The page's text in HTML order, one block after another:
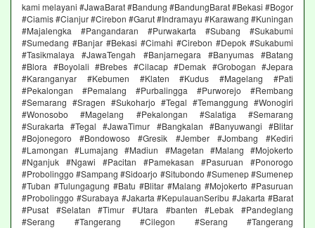
kami melayani #JawaBarat #Bandung #BandungBarat #Bekasi #Bogor
#Ciamis #Cianjur #Cirebon #Garut #Indramayu #Karawang #Kuningan
#Majalengka #Pangandaran #Purwakarta #Subang #Sukabumi
#Sumedang #Banjar #Bekasi #Cimahi #Cirebon #Depok #Sukabumi
#Tasikmalaya #JawaTengah #Banjarnegara #Banyumas #Batang
#Blora #Boyolali #Brebes #Cilacap #Demak #Grobogan #Jepara
#Karanganyar #Kebumen #Klaten #Kudus #Magelang #Pati
#Pekalongan #Pemalang #Purbalingga #Purworejo #Rembang
#Semarang #Sragen #Sukoharjo #Tegal #Temanggung #Wonogiri
#Wonosobo #Magelang #Pekalongan #Salatiga #Semarang
#Surakarta #Tegal #JawaTimur #Bangkalan #Banyuwangi #Blitar
#Bojonegoro #Bondowoso #Gresik #Jember #Jombang #Kediri
#Lamongan #Lumajang #Madiun #Magetan #Malang #Mojokerto
#Nganjuk #Ngawi #Pacitan #Pamekasan #Pasuruan #Ponorogo
#Probolinggo #Sampang #Sidoarjo #Situbondo #Sumenep #Sumenep
#Tuban #Tulungagung #Batu #Blitar #Malang #Mojokerto #Pasuruan
#Probolinggo #Surabaya #Jakarta #KepulauanSeribu #Jakarta #Barat
#Pusat #Selatan #Timur #Utara #banten #Lebak #Pandeglang
#Serang #Tangerang #Cilegon #Serang #Tangerang